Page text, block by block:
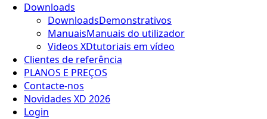
Downloads
DownloadsDemonstrativos
ManuaisManuais do utilizador
Videos XDtutoriais em vídeo
Clientes de referência
PLANOS E PREÇOS
Contacte-nos
Novidades XD 2026
Login